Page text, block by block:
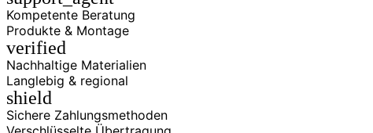
Kompetente Beratung
Produkte & Montage
verified
Nachhaltige Materialien
Langlebig & regional
shield
Sichere Zahlungsmethoden